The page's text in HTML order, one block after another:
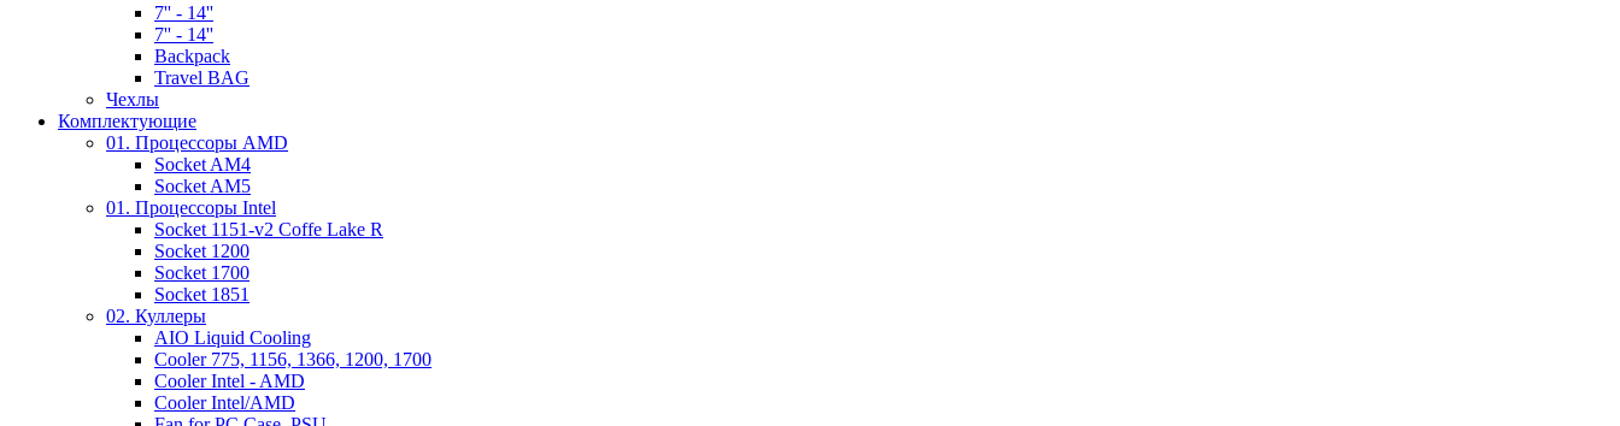
7'' - 14''
7'' - 14''
Backpack
Travel BAG
Чехлы
Комплектующие
01. Процессоры AMD
Socket AM4
Socket AM5
01. Процессоры Intel
Socket 1151-v2 Coffe Lake R
Socket 1200
Socket 1700
Socket 1851
02. Куллеры
AIO Liquid Cooling
Cooler 775, 1156, 1366, 1200, 1700
Cooler Intel - AMD
Cooler Intel/AMD